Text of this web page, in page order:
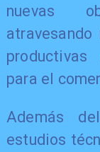
nuevas
productivas
para el
Además
estudios